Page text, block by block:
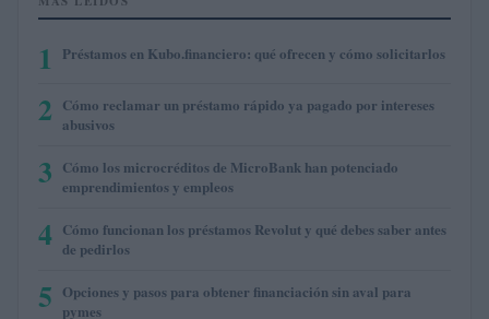
1 Préstamos en Kubo.financiero: qué ofrecen y cómo solicitarlos
2 Cómo reclamar un préstamo rápido ya pagado por intereses
abusivos
3 Cómo los microcréditos de MicroBank han potenciado
emprendimientos y empleos
4 Cómo funcionan los préstamos Revolut y qué debes saber antes
de pedirlos
5 Opciones y pasos para obtener financiación sin aval para
pymes